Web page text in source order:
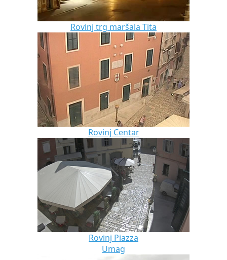
Rovinj trg maršala Tita
Rovinj Centar
Rovinj Piazza
Umag